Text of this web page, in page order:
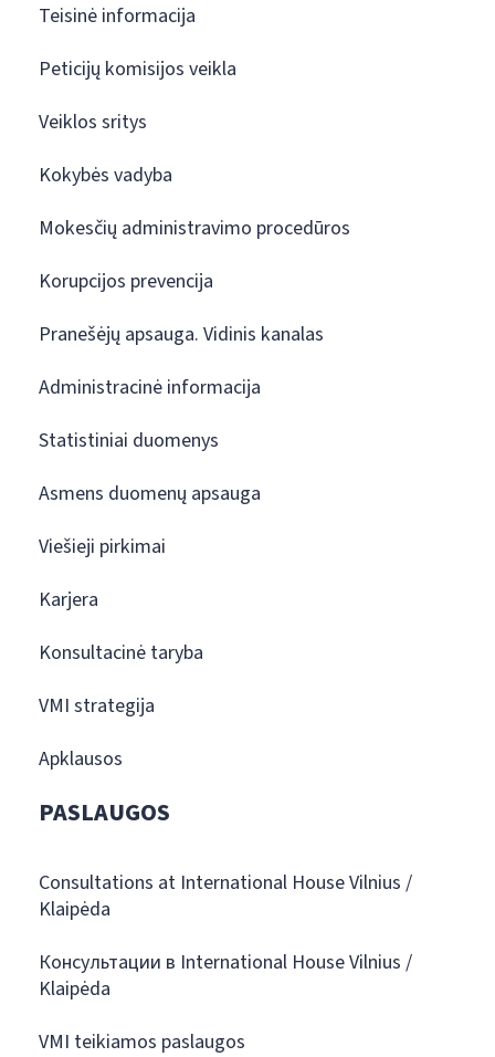
Teisinė informacija
Peticijų komisijos veikla
Veiklos sritys
Kokybės vadyba
Mokesčių administravimo procedūros
Korupcijos prevencija
Pranešėjų apsauga. Vidinis kanalas
Administracinė informacija
Statistiniai duomenys
Asmens duomenų apsauga
Viešieji pirkimai
Karjera
Konsultacinė taryba
VMI strategija
Apklausos
PASLAUGOS
Consultations at International House Vilnius /
Klaipėda
Консультации в International House Vilnius /
Klaipėda
VMI teikiamos paslaugos